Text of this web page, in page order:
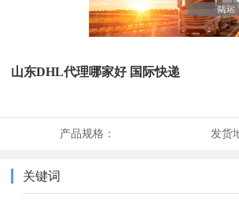
山东DHL代理哪家好 国际快递
产品规格： 发货
关键词